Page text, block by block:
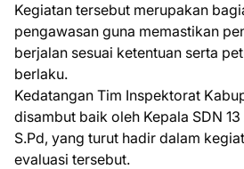
Kegiatan tersebut merupakan
pengawasan guna memastikan
berjalan sesuai ketentuan serta
berlaku.
Kedatangan Tim Inspektorat
disambut baik oleh Kepala SDN
S.Pd, yang turut hadir dalam
evaluasi tersebut.